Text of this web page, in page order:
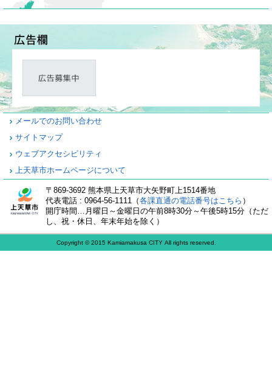
メールでのお問い合わせ
サイトマップ
ウェブアクセシビリティ
上天草市ホームページについて
〒869-3692 熊本県上天草市大矢野町上1514番地
代表電話 : 0964-56-1111（各課直通の電話番号はこちら ）
開庁時間…月曜日～金曜日の午前8時30分～午後5時15分（ただ
し、祝・休日、年末年始を除く）
Copyright © 2015 Kamiamakusa CITY All rights reserved.